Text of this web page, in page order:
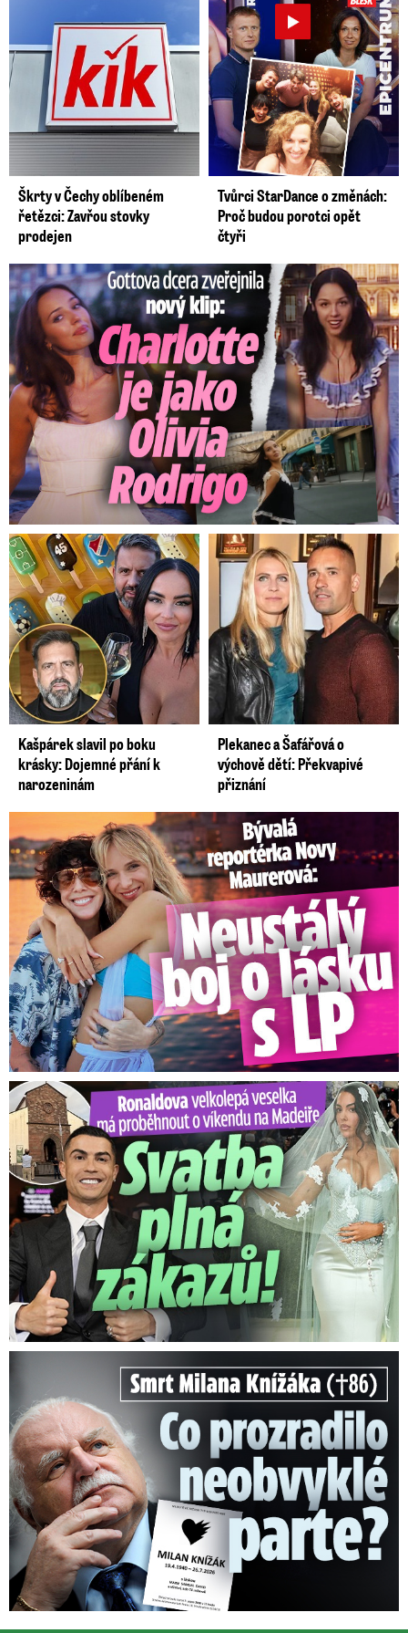
Škrty v Čechy oblíbeném
řetězci: Zavřou stovky
prodejen
Tvůrci StarDance o změnách:
Proč budou porotci opět
čtyři
Gottova dcera zveřejnila nový klip: Je jako Olivie Rodrigo!
Kašpárek slavil po boku
krásky: Dojemné přání k
narozeninám
Plekanec a Šafářová o
výchově dětí: Překvapivé
přiznání
Bývalá reportérka Novy Maurerová: Neustálý boj o lásku s ...
Ronaldova velkolepá veselka na Madeiře: Svatba plná zákazů!
Smrt Milana Knížáka (†86): Co prozradilo neobvyklé parte?